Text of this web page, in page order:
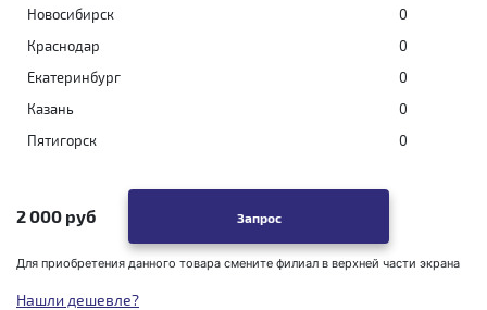
Новосибирск
0
Краснодар
0
Екатеринбург
0
Казань
0
Пятигорск
0
2 000 руб Запрос
Для приобретения данного товара смените филиал в верхней части экрана
Нашли дешевле?